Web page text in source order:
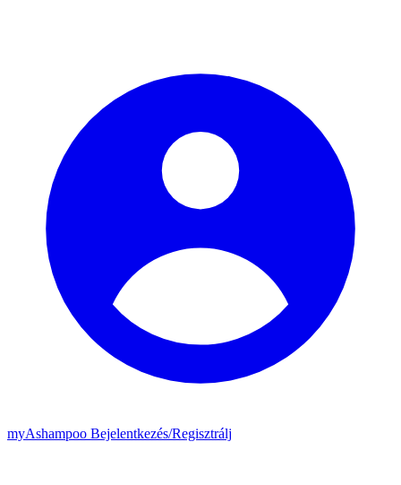
myAshampoo Bejelentkezés/Regisztrálj